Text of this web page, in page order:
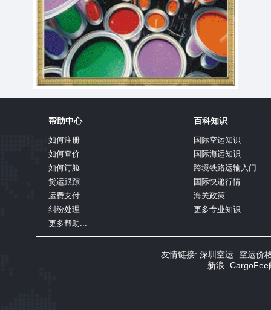
帮助中心
如何注册
如何查价
如何订舱
货运跟踪
运费支付
纠纷处理
更多帮助...
百科知识
国际空运知识
国际海运知识
跨境铁路运输入门
国际快递行情
海关政策
更多专业知识...
友情链接: 深圳空运
空运价
新浪
CargoFee